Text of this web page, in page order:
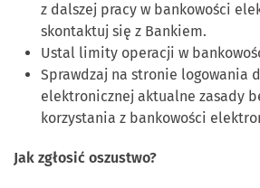
z dalszej pracy w bankowości
skontaktuj się z Bankiem.
Ustal limity operacji w
Sprawdzaj na stronie logowania
elektronicznej aktualne zasady
korzystania z bankowości
Jak zgłosić oszustwo?